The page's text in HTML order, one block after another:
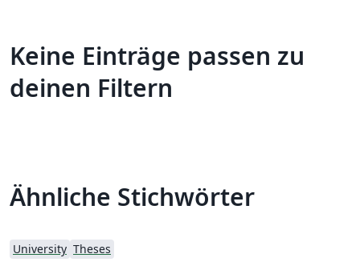
Keine Einträge passen zu
deinen Filtern
Ähnliche Stichwörter
University Theses